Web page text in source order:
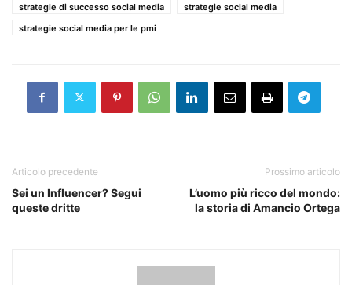
strategie di successo social media
strategie social media
strategie social media per le pmi
Articolo precedente
Sei un Influencer? Segui
queste dritte
Prossimo articolo
L’uomo più ricco del mondo:
la storia di Amancio Ortega